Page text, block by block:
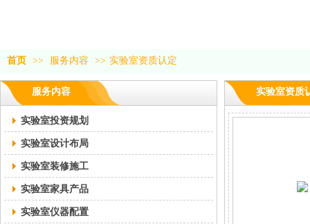
首页 >> 服务内容 >> 实验室资质认定
服务内容
实验室投资规划
实验室设计布局
实验室装修施工
实验室家具产品
实验室仪器配置
实验室资质